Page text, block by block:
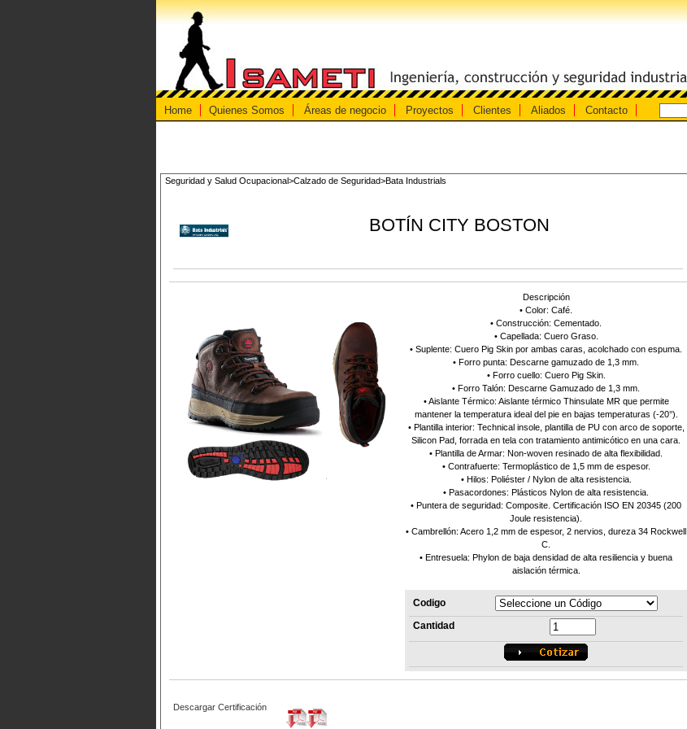
Home Quienes Somos Áreas de negocio Proyectos Clientes Aliados Contacto
Seguridad y Salud Ocupacional>Calzado de Seguridad>Bata Industrials
BOTÍN CITY BOSTON
Descripción
• Color: Café.
• Construcción: Cementado.
• Capellada: Cuero Graso.
• Suplente: Cuero Pig Skin por ambas caras, acolchado con espuma.
• Forro punta: Descarne gamuzado de 1,3 mm.
• Forro cuello: Cuero Pig Skin.
• Forro Talón: Descarne Gamuzado de 1,3 mm.
• Aislante Térmico: Aislante térmico Thinsulate MR que permite
mantener la temperatura ideal del pie en bajas temperaturas (-20°).
• Plantilla interior: Technical insole, plantilla de PU con arco de soporte,
Silicon Pad, forrada en tela con tratamiento antimicótico en una cara.
• Plantilla de Armar: Non-woven resinado de alta flexibilidad.
• Contrafuerte: Termoplástico de 1,5 mm de espesor.
• Hilos: Poliéster / Nylon de alta resistencia.
• Pasacordones: Plásticos Nylon de alta resistencia.
• Puntera de seguridad: Composite. Certificación ISO EN 20345 (200
Joule resistencia).
• Cambrellón: Acero 1,2 mm de espesor, 2 nervios, dureza 34 Rockwell
C.
• Entresuela: Phylon de baja densidad de alta resiliencia y buena
aislación térmica.
Codigo
Cantidad
Descargar Certificación